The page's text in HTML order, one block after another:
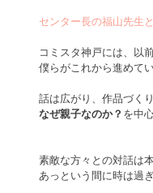
センター長の福山先生
コミスタ神戸には、以
僕らがこれから進めて
話は広がり、作品づく
なぜ親子なのか？ を中
素敵な方々との対話は
あっという間に時は過